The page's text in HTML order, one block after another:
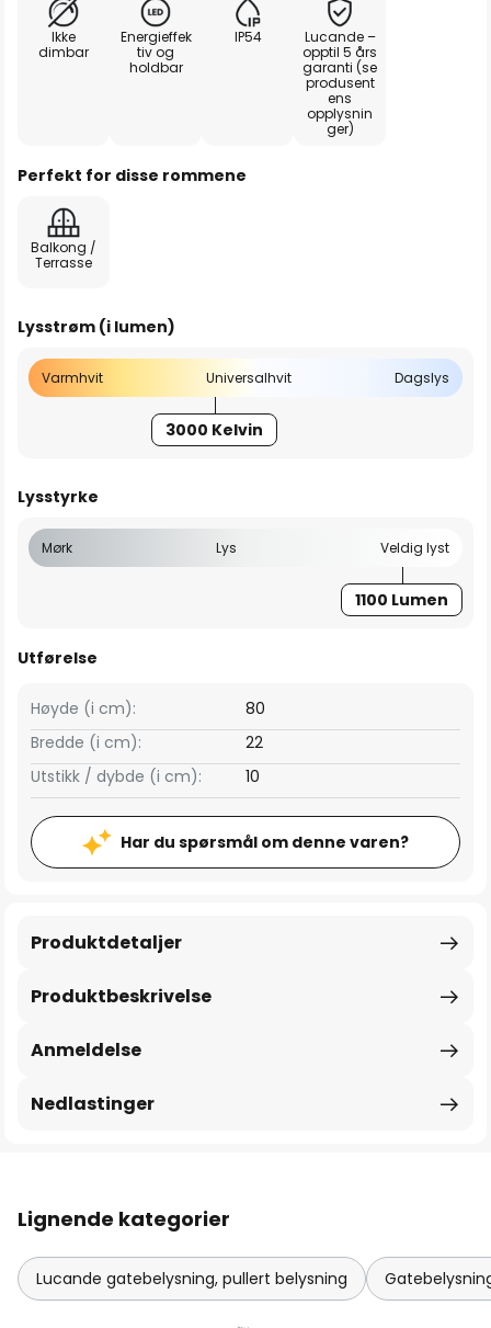
Ikke
dimbar
Energieffek
tiv og
holdbar
IP54
Lucande –
opptil 5 års
garanti (se
produsent
ens
opplysnin
ger)
Perfekt for disse rommene
Balkong /
Terrasse
Lysstrøm (i lumen)
Varmhvit Universalhvit Dagslys
3000 Kelvin
Lysstyrke
Mørk Lys Veldig lyst
1100 Lumen
Utførelse
Bredde (i cm): 22
Høyde (i cm): 80
Utstikk / dybde (i cm): 10
Har du spørsmål om denne varen?
Produktbeskrivelse
Produktdetaljer
Anmeldelse
Nedlastinger
Lignende kategorier
Lucande gatebelysning, pullert belysning